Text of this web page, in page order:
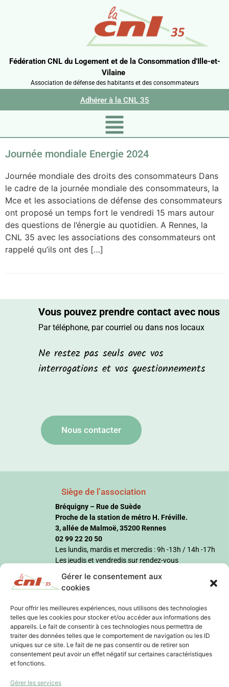
Gérer le consentement aux
cookies
Pour offrir les meilleures expériences, nous utilisons des technologies
telles que les cookies pour stocker et/ou accéder aux informations des
appareils. Le fait de consentir à ces technologies nous permettra de
traiter des données telles que le comportement de navigation ou les ID
uniques sur ce site. Le fait de ne pas consentir ou de retirer son
consentement peut avoir un effet négatif sur certaines caractéristiques
et fonctions.
Gérer les services
Fédération CNL du Logement et de la Consommation d’Ille-et-
Vilaine
Association de défense des habitants et des consommateurs
Adhérer à la CNL 35
Journée mondiale Energie 2024
Journée mondiale des droits des consommateurs Dans
le cadre de la journée mondiale des consommateurs, la
Mce et les associations de défense des consommateurs
ont proposé un temps fort le vendredi 15 mars autour
des questions de l’énergie au quotidien. A Rennes, la
CNL 35 avec les associations des consommateurs ont
rappelé qu’ils ont des […]
Vous pouvez prendre contact avec nous
Par téléphone, par courriel ou dans nos locaux
Ne restez pas seuls avec vos
interrogations et vos questionnements
Nous contacter
Siège de l’association
Bréquigny – Rue de Suède
Proche de la station de métro H. Fréville.
3, allée de Malmoë, 35200 Rennes
02 99 22 20 50
Les lundis, mardis et mercredis : 9h -13h / 14h -17h
Les jeudis et vendredis sur rendez-vous